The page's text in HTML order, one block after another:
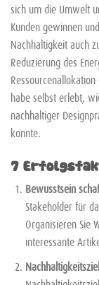
sich um die Umwelt
Kunden gewinnen
Nachhaltigkeit auch
Reduzierung des
habe selbst erlebt,
nachhaltiger
konnte.
7
Bewusstsein
Stakeholder für
Organisieren Sie
interessante